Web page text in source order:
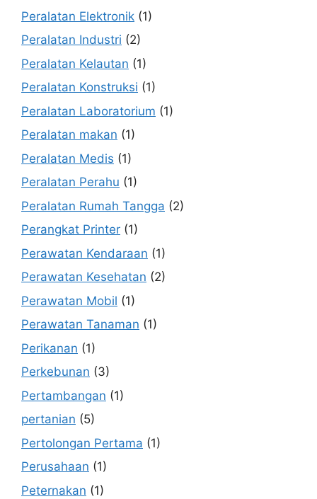
Peralatan Elektronik (1)
Peralatan Industri (2)
Peralatan Kelautan (1)
Peralatan Konstruksi (1)
Peralatan Laboratorium (1)
Peralatan makan (1)
Peralatan Medis (1)
Peralatan Perahu (1)
Peralatan Rumah Tangga (2)
Perangkat Printer (1)
Perawatan Kendaraan (1)
Perawatan Kesehatan (2)
Perawatan Mobil (1)
Perawatan Tanaman (1)
Perikanan (1)
Perkebunan (3)
Pertambangan (1)
pertanian (5)
Pertolongan Pertama (1)
Perusahaan (1)
Peternakan (1)